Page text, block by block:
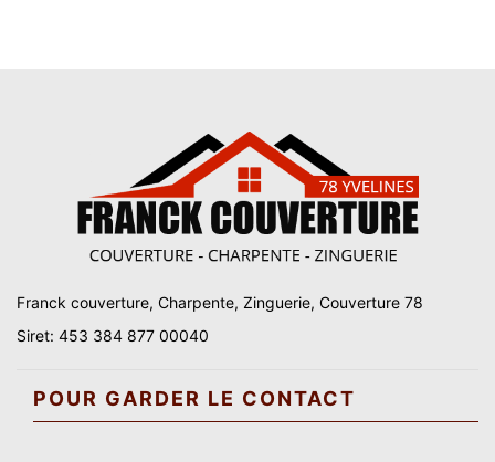
Franck couverture, Charpente, Zinguerie, Couverture 78
Siret: 453 384 877 00040
POUR GARDER LE CONTACT